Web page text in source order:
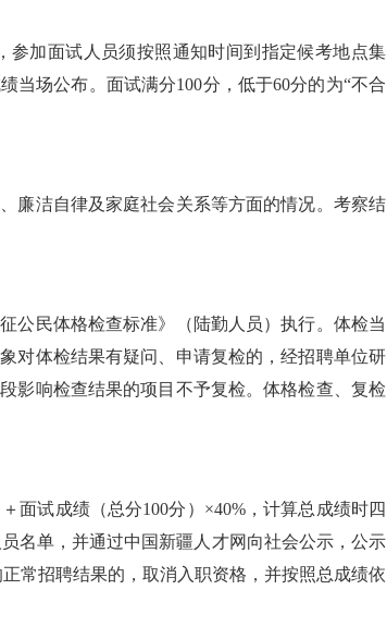
加面试人员须按照通知时间到指定候考地点集
当场公布。面试满分100分，低于60分的为“不合
洁自律及家庭社会关系等方面的情况。考察结
民体格检查标准》（陆勤人员）执行。体检当
对体检结果有疑问、申请复检的，经招聘单位研
影响检查结果的项目不予复检。体格检查、复检
试成绩（总分100分）×40%，计算总成绩时四
名单，并通过中国新疆人才网向社会公示，公示
常招聘结果的，取消入职资格，并按照总成绩依